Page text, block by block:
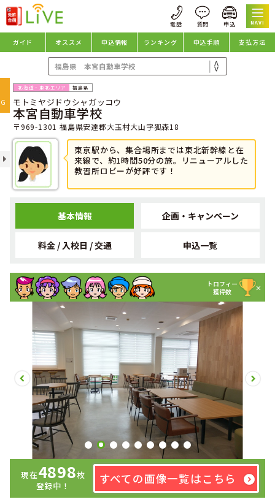
NAVI
ガイド オススメ 申込情報 ランキング 申込手順 支払方法
福島県
モトミヤジドウシャガッコウ
本宮自動車学校
〒969-1301 福島県安達郡大玉村大山字狐森18
東京駅から、集合場所までは東北新幹線と在
来線で、約1時間50分の旅。リニューアルした
教習所ロビーが好評です！
基本情報 企画・キャンペーン
料金 / 入校日 / 交通 申込一覧
トロフィー
獲得数
×
現在4898枚
登録中！
すべての画像一覧はこちら